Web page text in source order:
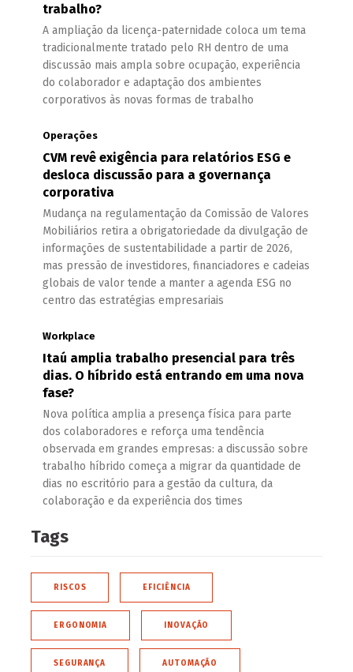
trabalho?
A ampliação da licença-paternidade coloca um tema
tradicionalmente tratado pelo RH dentro de uma
discussão mais ampla sobre ocupação, experiência
do colaborador e adaptação dos ambientes
corporativos às novas formas de trabalho
Operações
CVM revê exigência para relatórios ESG e
desloca discussão para a governança
corporativa
Mudança na regulamentação da Comissão de Valores
Mobiliários retira a obrigatoriedade da divulgação de
informações de sustentabilidade a partir de 2026,
mas pressão de investidores, financiadores e cadeias
globais de valor tende a manter a agenda ESG no
centro das estratégias empresariais
Workplace
Itaú amplia trabalho presencial para três
dias. O híbrido está entrando em uma nova
fase?
Nova política amplia a presença física para parte
dos colaboradores e reforça uma tendência
observada em grandes empresas: a discussão sobre
trabalho híbrido começa a migrar da quantidade de
dias no escritório para a gestão da cultura, da
colaboração e da experiência dos times
Tags
RISCOS EFICIÊNCIA
ERGONOMIA INOVAÇÃO
SEGURANÇA AUTOMAÇÃO